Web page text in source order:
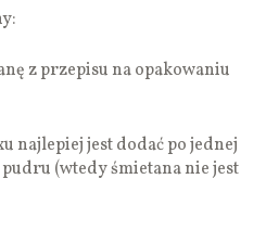
z przepisu na opakowaniu
najlepiej jest dodać po jednej
pudru (wtedy śmietana nie jest